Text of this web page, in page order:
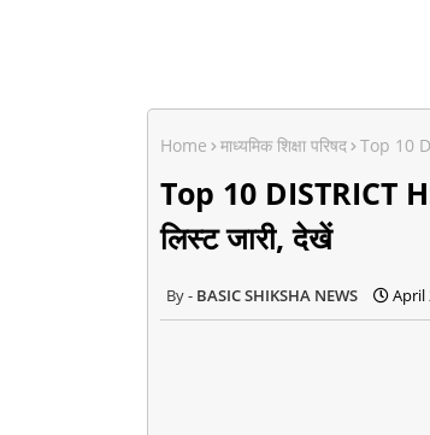
Home माध्यमिक शिक्षा परिषद Top 10
Top 10 DISTRICT
लिस्ट जारी, देखें
BASIC SHIKSHA NEWS April